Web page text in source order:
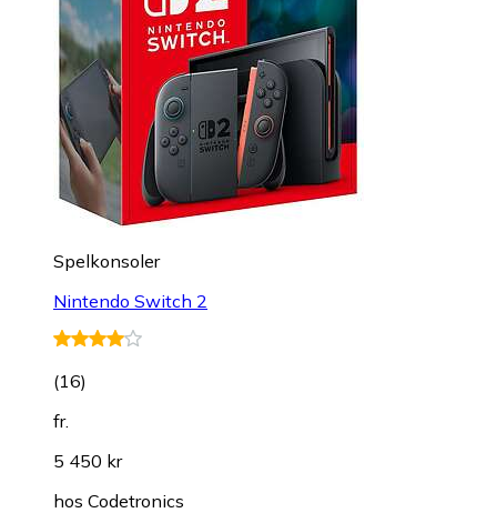
Spelkonsoler
Nintendo Switch 2
(16)
fr.
5 450 kr
hos Codetronics